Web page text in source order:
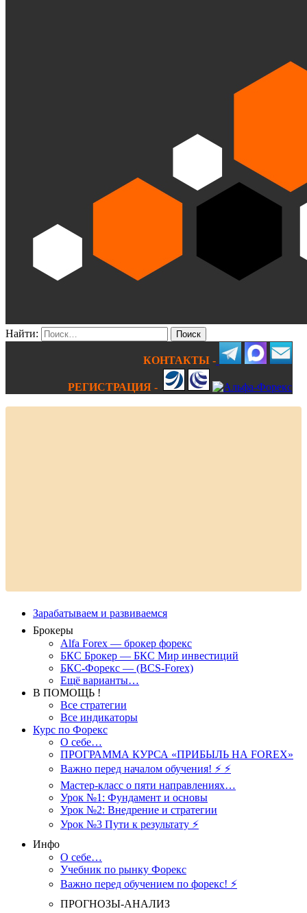
Найти:
КОНТАКТЫ -
РЕГИСТРАЦИЯ -
Зарабатываем и развиваемся
Брокеры
Alfa Forex — брокер форекс
БКС Брокер — БКС Мир инвестиций
БКС-Форекс — (BCS-Forex)
Ещё варианты…
В ПОМОЩЬ !
Все стратегии
Все индикаторы
Курс по Форекс
О себе…
ПРОГРАММА КУРСА «ПРИБЫЛЬ НА FOREX»
Важно перед началом обучения! ⚡ ⚡
Мастер-класс о пяти направлениях…
Урок №1: Фундамент и основы
Урок №2: Внедрение и стратегии
Урок №3 Пути к результату ⚡️
Инфо
О себе…
Учебник по рынку Форекс
Важно перед обучением по форекс! ⚡
ПРОГНОЗЫ-АНАЛИЗ